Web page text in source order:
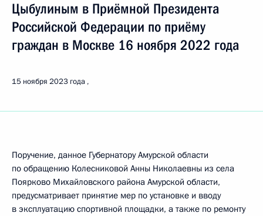
Цыбулиным в Приёмной Президента
Российской Федерации по приёму
граждан в Москве 16 ноября 2022 года
15 ноября 2023 года
Поручение, данное Губернатору Амурской области
по обращению Колесниковой Анны Николаевны из села
Поярково Михайловского района Амурской области,
предусматривает принятие мер по установке и вводу
в эксплуатацию спортивной площадки, а также по ремонту